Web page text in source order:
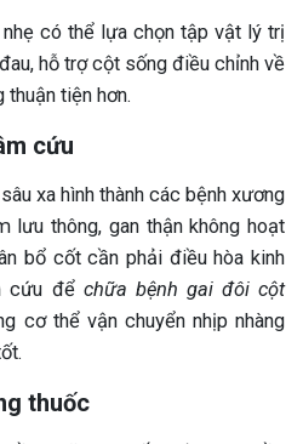
có thể lựa chọn tập vật lý trị
hỗ trợ cột sống điều chỉnh về
tiện hơn.
cứu
xa hình thành các bệnh xương
lưu thông, gan thận không hoạt
bổ cốt cần phải điều hòa kinh
cứu để chữa bệnh gai đôi cột
cơ thể vận chuyển nhịp nhàng
thuốc